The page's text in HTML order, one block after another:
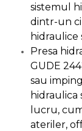
Extractor
Pompa
Pompa Aer
Cric Manual
Ulei
sistemul
dintr-un
hidraulice
Presa
GUDE
sau
hidraulica
lucru,
ateriler,